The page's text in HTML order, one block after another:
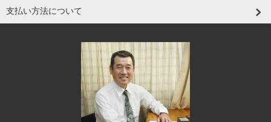
支払い方法について